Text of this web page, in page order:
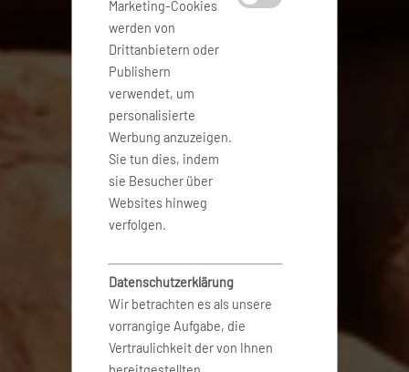
Marketing-Cookies
werden von
Drittanbietern oder
Publishern
verwendet, um
personalisierte
Werbung anzuzeigen.
Sie tun dies, indem
sie Besucher über
Websites hinweg
verfolgen.
Datenschutzerklärung
Wir betrachten es als unsere
vorrangige Aufgabe, die
Vertraulichkeit der von Ihnen